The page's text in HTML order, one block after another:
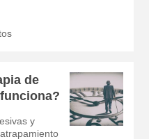
de
y